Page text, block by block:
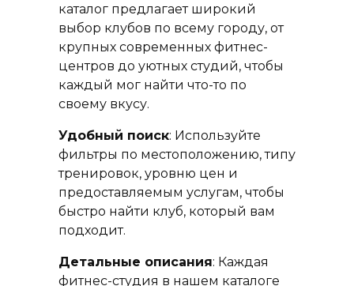
каталог предлагает широкий
выбор клубов по всему городу, от
крупных современных фитнес-
центров до уютных студий, чтобы
каждый мог найти что-то по
своему вкусу.
Удобный поиск: Используйте
фильтры по местоположению, типу
тренировок, уровню цен и
предоставляемым услугам, чтобы
быстро найти клуб, который вам
подходит.
Детальные описания: Каждая
фитнес-студия в нашем каталоге